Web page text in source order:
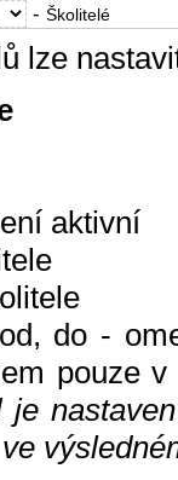
- Školitelé
lze
aktivní
do -
pouze
je